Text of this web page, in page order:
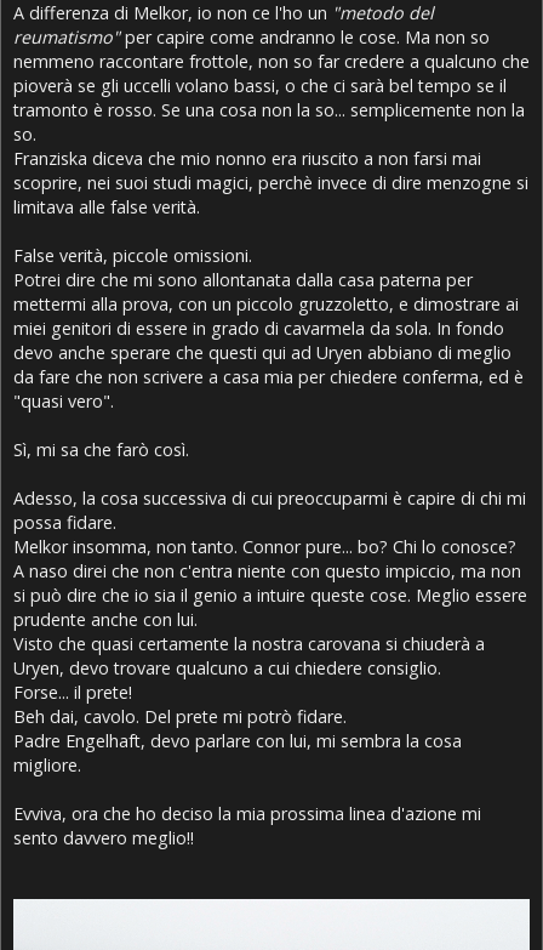
A differenza di Melkor, io non ce l'ho un "metodo del
reumatismo"per capire come andranno le cose. Ma non so
nemmeno raccontare frottole, non so far credere a qualcuno che
pioverà se gli uccelli volano bassi, o che ci sarà bel tempo se il
tramonto è rosso. Se una cosa non la so... semplicemente non la
so.
Franziska diceva che mio nonno era riuscito a non farsi mai
scoprire, nei suoi studi magici, perchè invece di dire menzogne si
limitava alle false verità.
False verità, piccole omissioni.
Potrei dire che mi sono allontanata dalla casa paterna per
mettermi alla prova, con un piccolo gruzzoletto, e dimostrare ai
miei genitori di essere in grado di cavarmela da sola. In fondo
devo anche sperare che questi qui ad Uryen abbiano di meglio
da fare che non scrivere a casa mia per chiedere conferma, ed è
"quasi vero".
Sì, mi sa che farò così.
Adesso, la cosa successiva di cui preoccuparmi è capire di chi mi
possa fidare.
Melkor insomma, non tanto. Connor pure... bo? Chi lo conosce?
A naso direi che non c'entra niente con questo impiccio, ma non
si può dire che io sia il genio a intuire queste cose. Meglio essere
prudente anche con lui.
Visto che quasi certamente la nostra carovana si chiuderà a
Uryen, devo trovare qualcuno a cui chiedere consiglio.
Forse... il prete!
Beh dai, cavolo. Del prete mi potrò fidare.
Padre Engelhaft, devo parlare con lui, mi sembra la cosa
migliore.
Evviva, ora che ho deciso la mia prossima linea d'azione mi
sento davvero meglio!!